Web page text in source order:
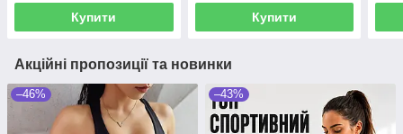
Купити Купити
Акційні пропозиції та новинки
–46% –43%